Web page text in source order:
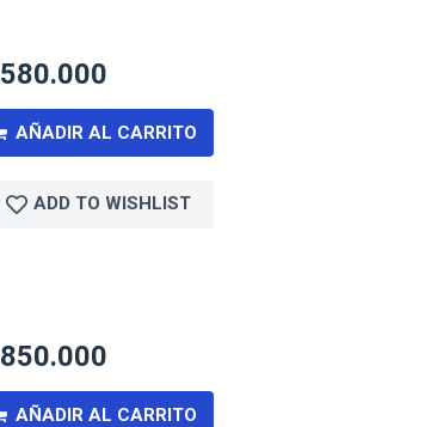
580.000
AÑADIR AL CARRITO
ADD TO WISHLIST
850.000
AÑADIR AL CARRITO